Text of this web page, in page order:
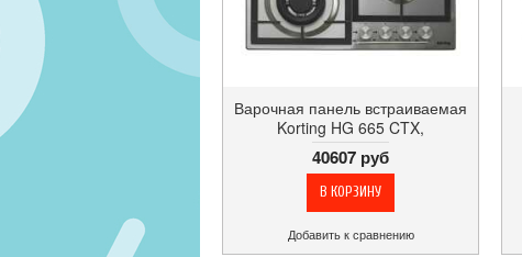
Варочная панель встраиваемая
Korting HG 665 CTX,
нержавеющая сталь, газ-
контроль, чугунные решётки
40607 руб
Добавить к сравнению